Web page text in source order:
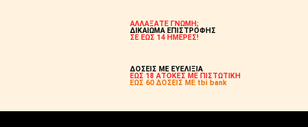
ΑΛΛΑΞΑΤΕ ΓΝΩΜΗ;
ΔΙΚΑΙΩΜΑ ΕΠΙΣΤΡΟΦΗΣ
ΣΕ ΕΩΣ 14 ΗΜΕΡΕΣ!
ΔΟΣΕΙΣ ΜΕ ΕΥΕΛΙΞΙΑ
ΕΩΣ 18 ΑΤΟΚΕΣ ΜΕ ΠΙΣΤΩΤΙΚΗ
ΕΩΣ 60 ΔΟΣΕΙΣ ΜΕ tbi bank